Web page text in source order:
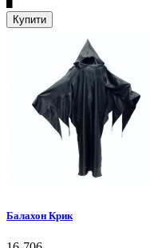
Купити
Балахон Крик